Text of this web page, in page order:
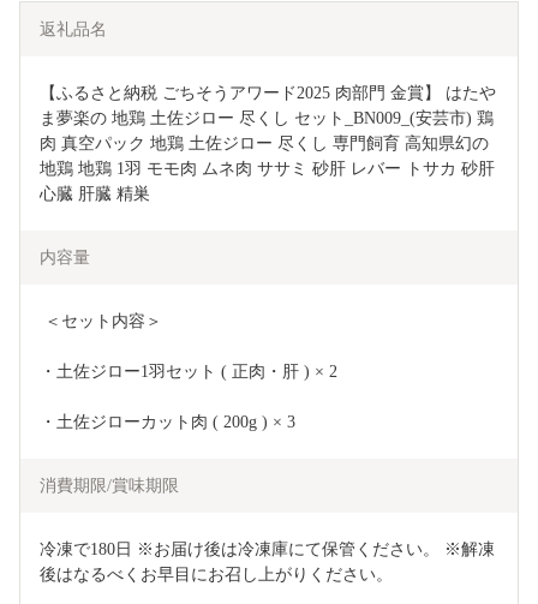
返礼品名
【ふるさと納税 ごちそうアワード2025 肉部門 金賞】 はたや
ま夢楽の 地鶏 土佐ジロー 尽くし セット_BN009_(安芸市) 鶏
肉 真空パック 地鶏 土佐ジロー 尽くし 専門飼育 高知県幻の
地鶏 地鶏 1羽 モモ肉 ムネ肉 ササミ 砂肝 レバー トサカ 砂肝
心臓 肝臓 精巣
内容量
＜セット内容＞
・土佐ジロー1羽セット ( 正肉・肝 ) × 2
・土佐ジローカット肉 ( 200g ) × 3
消費期限/賞味期限
冷凍で180日 ※お届け後は冷凍庫にて保管ください。 ※解凍
後はなるべくお早目にお召し上がりください。